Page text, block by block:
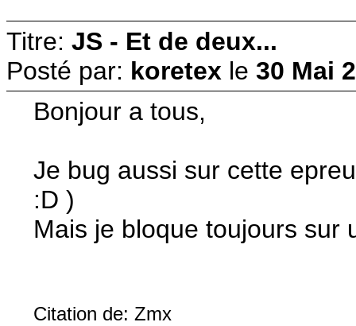
Titre: JS - Et de deux...
Posté par: koretex le 30 Mai
Bonjour a tous,
Je bug aussi sur cette
:D )
Mais je bloque toujours sur
Citation de: Zmx